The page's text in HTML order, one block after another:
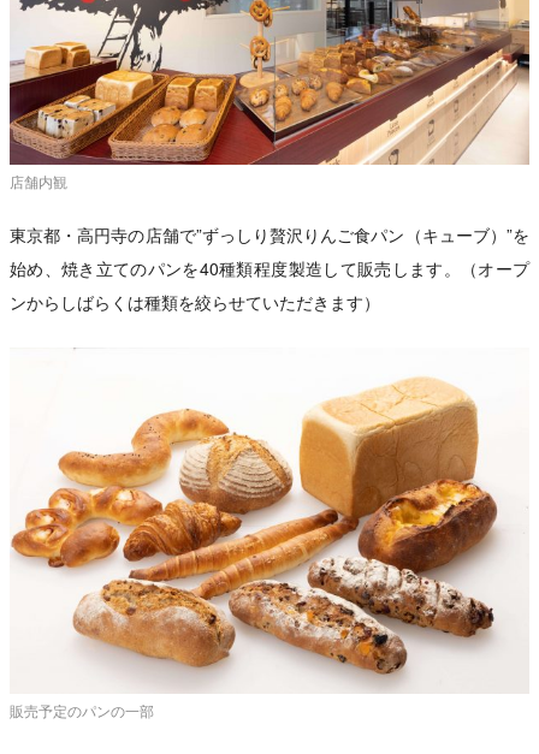
店舗内観
東京都・高円寺の店舗で”ずっしり贅沢りんご食パン（キューブ）”を
始め、焼き立てのパンを40種類程度製造して販売します。（オープ
ンからしばらくは種類を絞らせていただきます）
販売予定のパンの一部